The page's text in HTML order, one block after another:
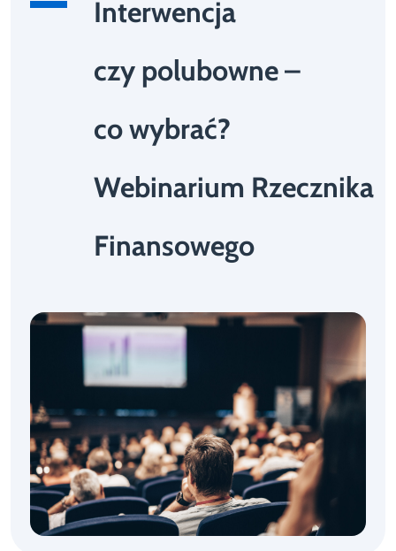
Interwencja
czy polubowne –
co wybrać?
Webinarium Rzecznika
Finansowego